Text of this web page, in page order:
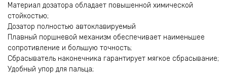
Материал дозатора обладает повышенной химической
стойкостью;
Дозатор полностью автоклавируемый
Плавный поршневой механизм обеспечивает наименьшее
сопротивление и большую точность;
Сбрасыватель наконечника гарантирует мягкое сбрасывание;
Удобный упор для пальца;